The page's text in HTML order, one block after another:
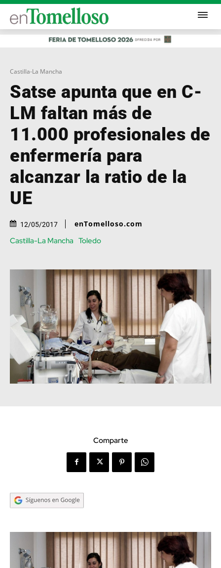
Castilla-La Mancha
Satse apunta que en C-
LM faltan más de
11.000 profesionales de
enfermería para
alcanzar la ratio de la
UE
12/05/2017 enTomelloso.com
Castilla-La Mancha Toledo
Comparte